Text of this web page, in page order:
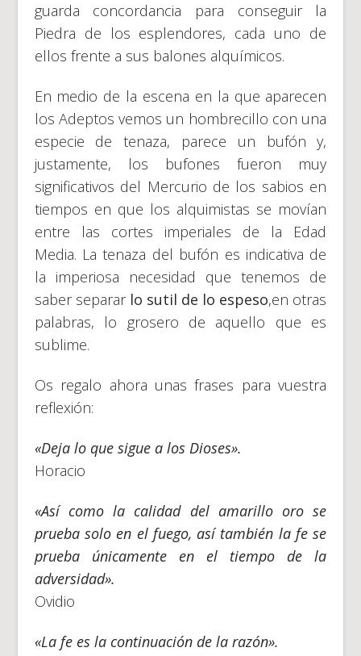
guarda concordancia para conseguir la
Piedra de los esplendores, cada uno de
ellos frente a sus balones alquímicos.
En medio de la escena en la que aparecen
los Adeptos vemos un hombrecillo con una
especie de tenaza, parece un bufón y,
justamente, los bufones fueron muy
significativos del Mercurio de los sabios en
tiempos en que los alquimistas se movían
entre las cortes imperiales de la Edad
Media. La tenaza del bufón es indicativa de
la imperiosa necesidad que tenemos de
saber separar lo sutil de lo espeso,en otras
palabras, lo grosero de aquello que es
sublime.
Os regalo ahora unas frases para vuestra
reflexión:
«Deja lo que sigue a los Dioses».
Horacio
«Así como la calidad del amarillo oro se
prueba solo en el fuego, así también la fe se
prueba únicamente en el tiempo de la
adversidad».
Ovidio
«La fe es la continuación de la razón».